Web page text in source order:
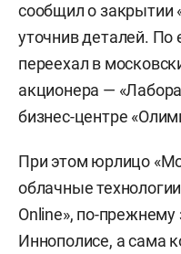
сообщил о закрытии
уточнив деталей. По
переехал в
акционера —
бизнес-центре
При этом юрлицо
облачные
Online», по-прежнему
Иннополисе, а сама